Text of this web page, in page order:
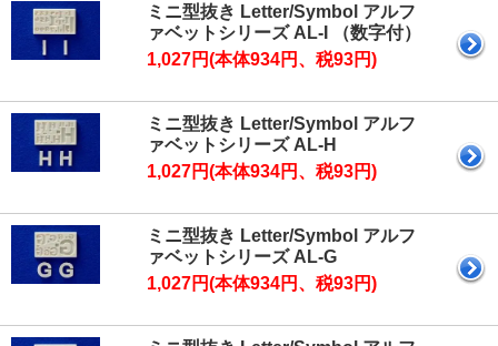
ミニ型抜き Letter/Symbol アルフ
ァベットシリーズ AL-I （数字付）
1,027円(本体934円、税93円)
ミニ型抜き Letter/Symbol アルフ
ァベットシリーズ AL-H
1,027円(本体934円、税93円)
ミニ型抜き Letter/Symbol アルフ
ァベットシリーズ AL-G
1,027円(本体934円、税93円)